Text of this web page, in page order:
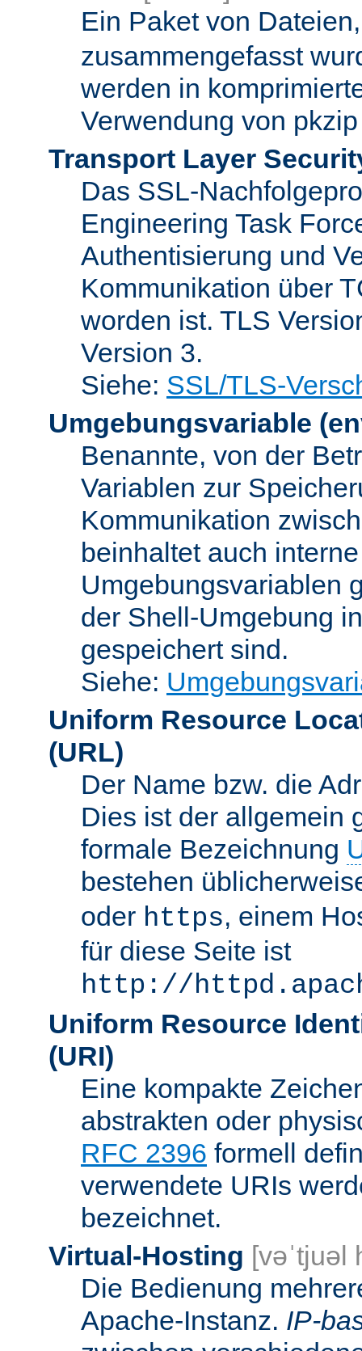
Ein Paket von
zusammengefasst
werden in
Verwendung von
Transport Layer
Das SSL-
Engineering Task
Authentisierung und
Kommunikation über
worden ist. TLS
Version 3.
Siehe: SSL/TLS-
Umgebungsvariable
Benannte, von der
Variablen zur
Kommunikation
beinhaltet auch
Umgebungsvariablen
der Shell-Umgebung
gespeichert sind.
Siehe:
Uniform Resource
(URL)
Der Name bzw. die
Dies ist der allgemein
formale Bezeichnung
bestehen
oder https, einem
für diese Seite ist
http://
Uniform Resource
(URI)
Eine kompakte
abstrakten oder
RFC 2396 formell
verwendete URIs
bezeichnet.
Virtual-Hosting [vəˈtjuəl
Die Bedienung
Apache-Instanz. IP-